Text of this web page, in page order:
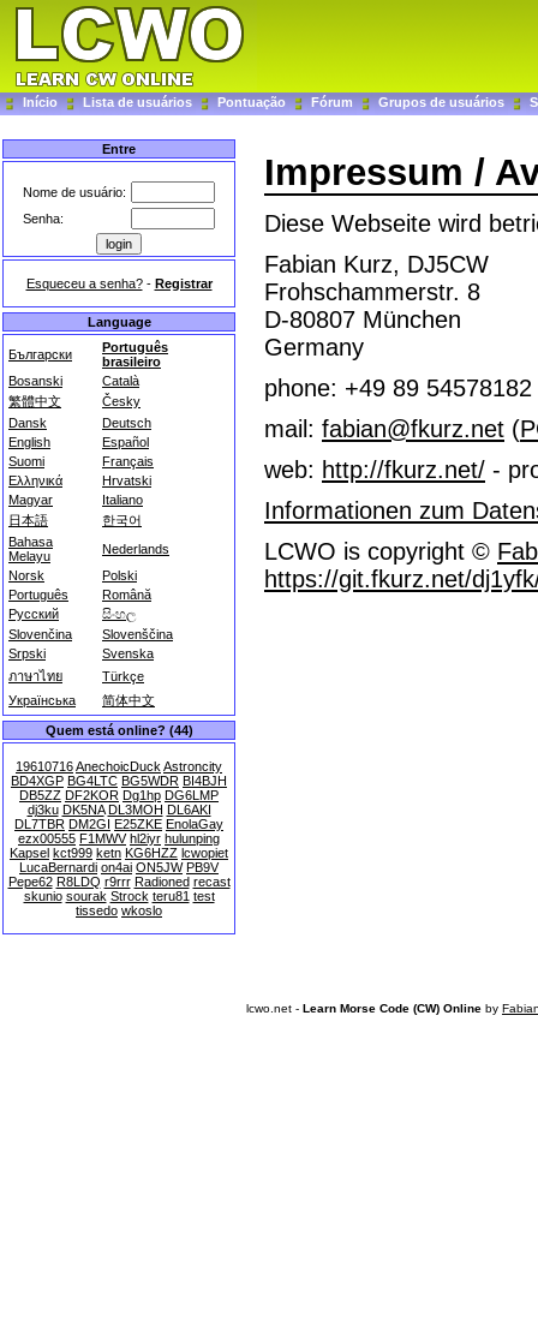
Início Lista de usuários Pontuação Fórum Grupos de usuários
Entre
Nome de usuário:
Senha:
Esqueceu a senha?- Registrar
Language
Български
Português
brasileiro
Bosanski
Català
繁體中文
Česky
Dansk
Deutsch
English
Español
Suomi
Français
Ελληνικά
Hrvatski
Magyar
Italiano
日本語
한국어
Bahasa
Melayu
Nederlands
Norsk
Polski
Português
Română
Русский
සිංහල
Slovenčina
Slovenščina
Srpski
Svenska
ภาษาไทย
Türkçe
Українська
简体中文
Quem está online? (44)
19610716AnechoicDuck Astroncity
BD4XGP BG4LTC BG5WDR BI4BJH
DB5ZZ DF2KOR Dg1hp DG6LMP
dj3ku DK5NA DL3MOH DL6AKI
DL7TBR DM2GI E25ZKE EnolaGay
ezx00555 F1MWV hl2iyr hulunping
Kapsel kct999 ketn KG6HZZ lcwopiet
LucaBernardi on4ai ON5JW PB9V
Pepe62 R8LDQ r9rrr Radioned recast
skunio sourak Strock teru81 test
tissedo wkoslo
Impressum /
Diese Webseite wird
Fabian Kurz, DJ5CW
Frohschammerstr. 8
D-80807 München
Germany
phone: +49 89 54578182
mail: fabian@fkurz.net (
web: http://fkurz.net/ -
Informationen zum
LCWO is copyright ©
https://git.fkurz.net/
lcwo.net - Learn Morse Code (CW) Online by